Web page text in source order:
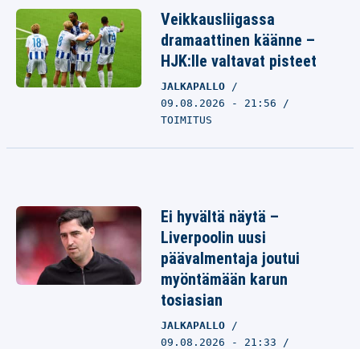
Veikkausliigassa
dramaattinen käänne –
HJK:lle valtavat pisteet
JALKAPALLO
09.08.2026 - 21:56
TOIMITUS
Ei hyvältä näytä –
Liverpoolin uusi
päävalmentaja joutui
myöntämään karun
tosiasian
JALKAPALLO
09.08.2026 - 21:33